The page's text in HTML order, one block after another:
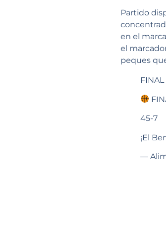
Partido
en el
el
peques
45-7
¡El
—